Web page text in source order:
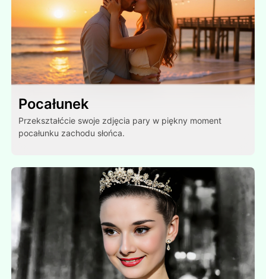
Pocałunek
Przekształćcie swoje zdjęcia pary w piękny moment
pocałunku zachodu słońca.